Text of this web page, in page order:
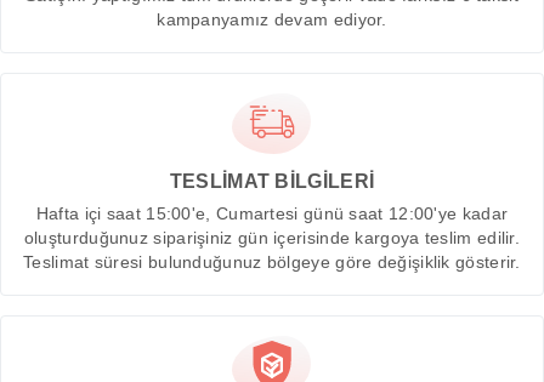
kampanyamız devam ediyor.
TESLİMAT BİLGİLERİ
Hafta içi saat 15:00'e, Cumartesi günü saat 12:00'ye kadar
oluşturduğunuz siparişiniz gün içerisinde kargoya teslim edilir.
Teslimat süresi bulunduğunuz bölgeye göre değişiklik gösterir.